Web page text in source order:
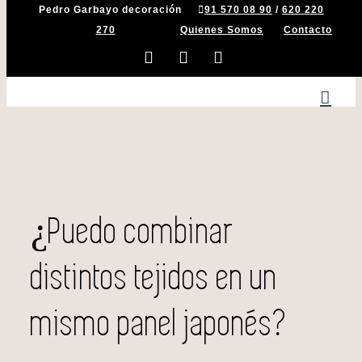
Pedro Garbayo decoración 91 570 08 90 / 620 220
270
Contacto
Quienes Somos
FacebookInstagram
¿Puedo combinar
distintos tejidos en un
mismo panel japonés?